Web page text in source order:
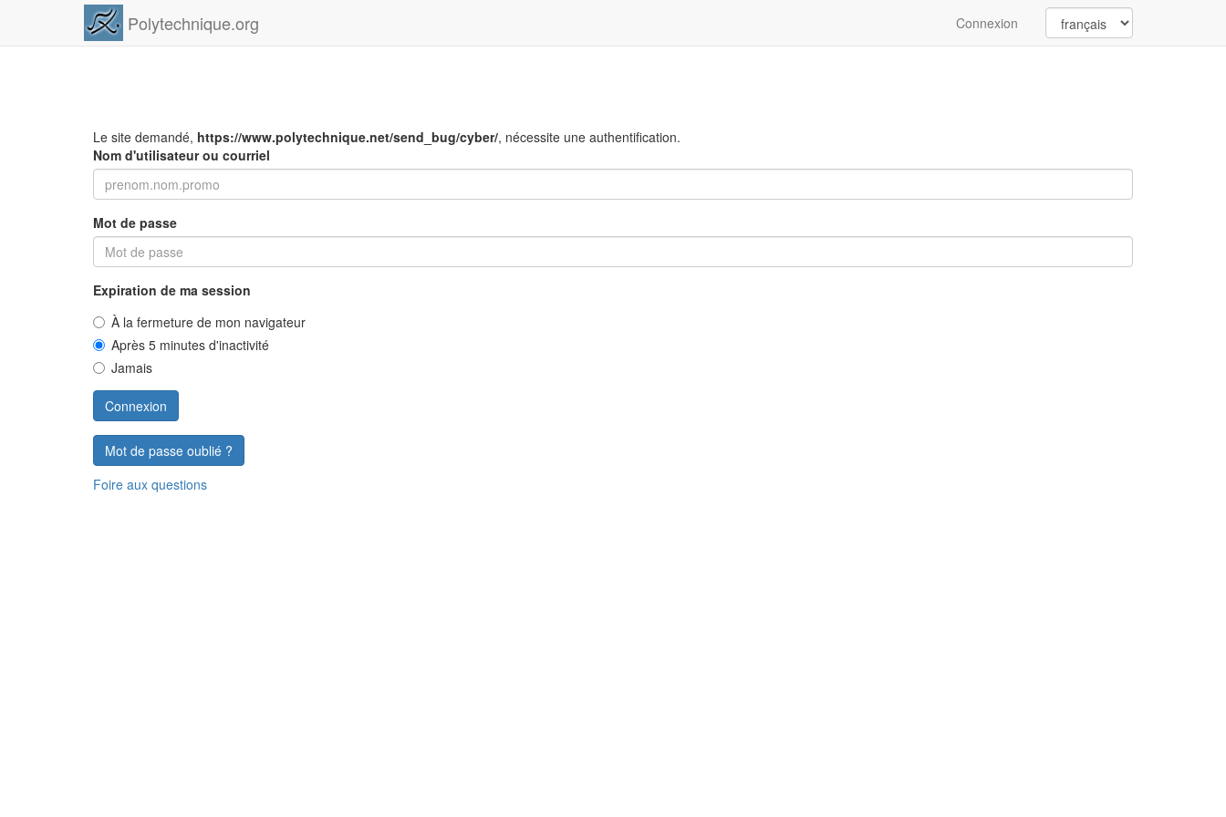
Polytechnique.org Connexion
Le site demandé, https://www.polytechnique.net/send_bug/cyber/, nécessite une authentification.
Nom d'utilisateur ou courriel
Mot de passe
Expiration de ma session
À la fermeture de mon navigateur
Après 5 minutes d'inactivité
Jamais
Mot de passe oublié ?
Foire aux questions